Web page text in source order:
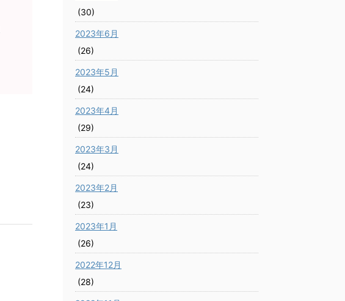
(30)
2023年6月
(26)
2023年5月
(24)
2023年4月
(29)
2023年3月
(24)
2023年2月
(23)
2023年1月
(26)
2022年12月
(28)